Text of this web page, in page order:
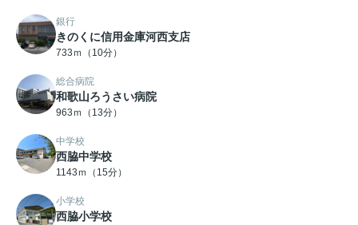
銀行
きのくに信用金庫河西支店
733ｍ（10分）
総合病院
和歌山ろうさい病院
963ｍ（13分）
中学校
西脇中学校
1143ｍ（15分）
小学校
西脇小学校